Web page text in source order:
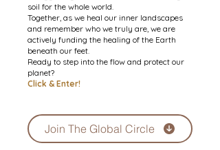
soil for the whole world.
Together, as we heal our inner landscapes
and remember who we truly are, we are
actively funding the healing of the Earth
beneath our feet.
Ready to step into the flow and protect our
planet?
Click & Enter!
Join The Global Circle